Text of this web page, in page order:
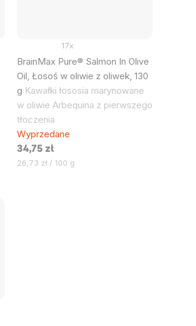
BrainMax Pure® Salmon In Olive
Oil, Łosoś w oliwie z oliwek, 130
g Kawałki łososia marynowane
w oliwie Arbequina z pierwszego
tłoczenia
17x
Wyprzedane
34,75 zł
Cena
26,73 zł / 100 g